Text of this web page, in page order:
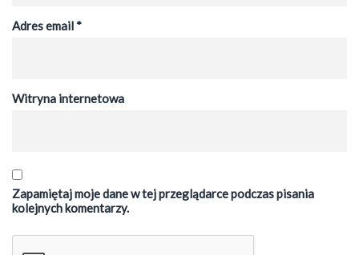
Adres email*
Witryna internetowa
Zapamiętaj moje dane w tej przeglądarce podczas pisania
kolejnych komentarzy.